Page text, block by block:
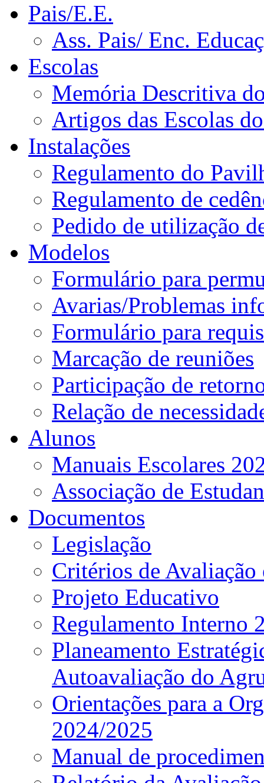
Pais/E.E.
Ass. Pais/ Enc.
Escolas
Memória Descritiva
Artigos das Escolas
Instalações
Regulamento do
Regulamento de
Pedido de utilização
Modelos
Formulário para
Avarias/Problemas
Formulário para
Marcação de reuniões
Participação de
Relação de
Alunos
Manuais Escolares
Associação de
Documentos
Legislação
Critérios de
Projeto Educativo
Regulamento Interno
Planeamento
Autoavaliação do
Orientações para a
2024/2025
Manual de